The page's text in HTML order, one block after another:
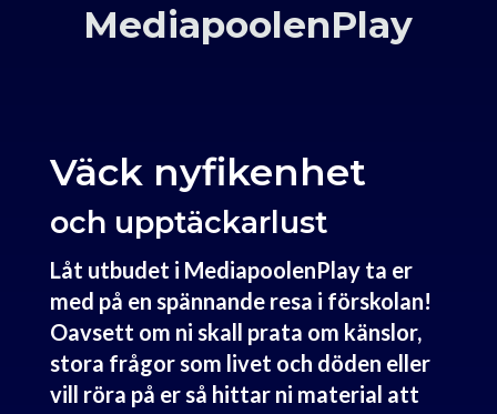
MediapoolenPlay
Väck nyfikenhet
och upptäckarlust
Låt utbudet i MediapoolenPlay ta er
med på en spännande resa i förskolan!
Oavsett om ni skall prata om känslor,
stora frågor som livet och döden eller
vill röra på er så hittar ni material att